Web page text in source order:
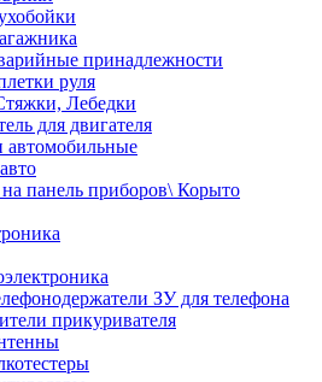
принадлежности
руля
Лебедки
для двигателя
панель приборов\ Корыто
ЗУ для телефона
прикуривателя